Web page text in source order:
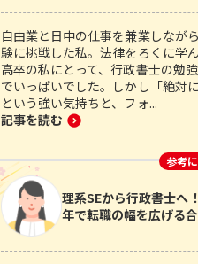
自由業と日中の仕事を兼業しなが
験に挑戦した私。法律をろくに学
高卒の私にとって、行政書士の勉
でいっぱいでした。しかし「絶対
という強い気持ちと、フォ...
記事を読む
参考
理系SEから行政書士へ
年で転職の幅を広げる